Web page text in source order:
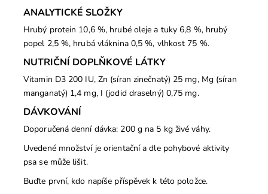
ANALYTICKÉ SLOŽKY
Hrubý protein 10,6 %, hrubé oleje a tuky 6,8 %, hrubý
popel 2,5 %, hrubá vláknina 0,5 %, vlhkost 75 %.
NUTRIČNÍ DOPLŇKOVÉ LÁTKY
Vitamin D3 200 IU, Zn (síran zinečnatý) 25 mg, Mg (síran
manganatý) 1,4 mg, I (jodid draselný) 0,75 mg.
DÁVKOVÁNÍ
Doporučená denní dávka: 200 g na 5 kg živé váhy.
Uvedené množství je orientační a dle pohybové aktivity
psa se může lišit.
Buďte první, kdo napíše příspěvek k této položce.